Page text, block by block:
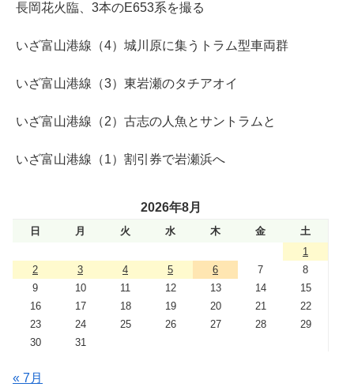
長岡花火臨、3本のE653系を撮る
いざ富山港線（4）城川原に集うトラム型車両群
いざ富山港線（3）東岩瀬のタチアオイ
いざ富山港線（2）古志の人魚とサントラムと
いざ富山港線（1）割引券で岩瀬浜へ
2026年8月
日 月 火 水 木 金
土
1
2
3 4 5 6 7
8
9
10 11 12 13 14
15
16
17 18 19 20 21
22
23
24 25 26 27 28
29
30
31
« 7月